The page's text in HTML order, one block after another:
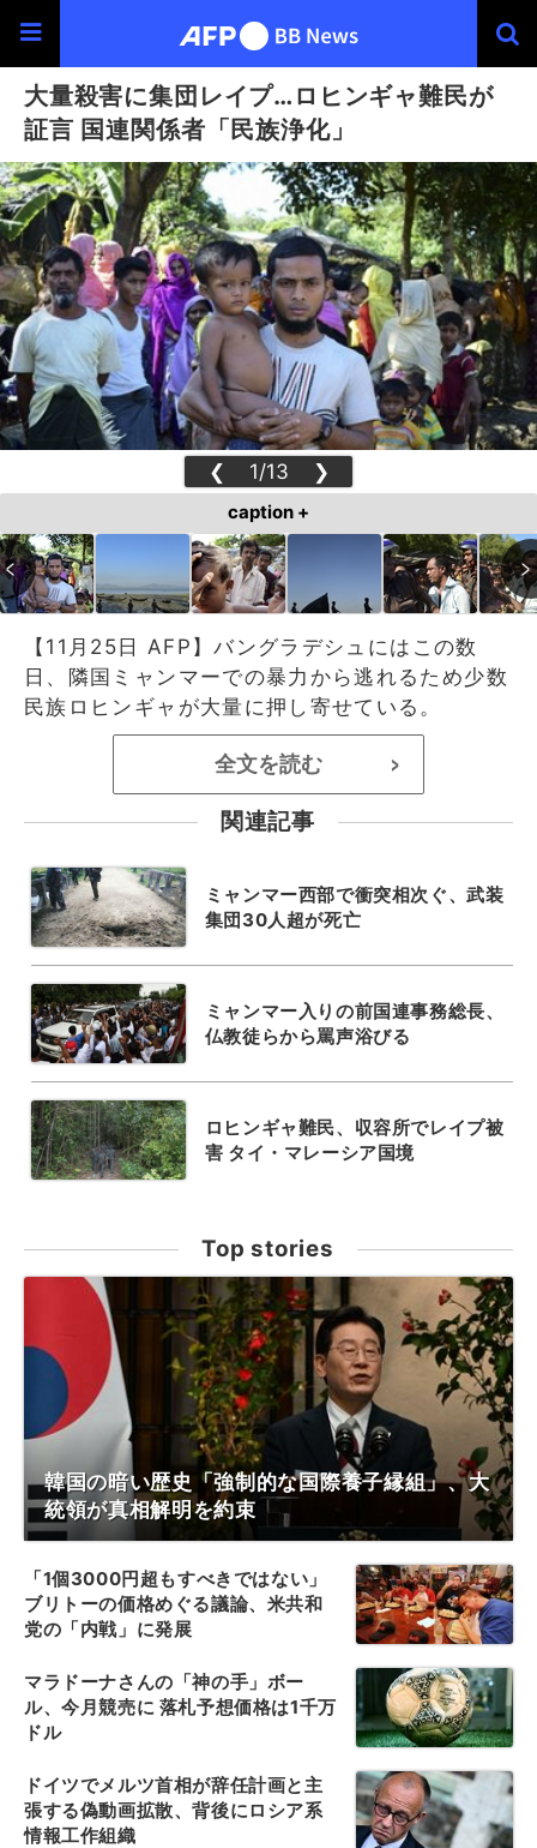
大量殺害に集団レイプ…ロヒンギャ難民が
証言 国連関係者「民族浄化」
❮ 1/13 ❯
caption +
【11月25日 AFP】バングラデシュにはこの数
日、隣国ミャンマーでの暴力から逃れるため少数
民族ロヒンギャが大量に押し寄せている。
全文を読む >
関連記事
ミャンマー西部で衝突相次ぐ、武装
集団30人超が死亡
ミャンマー入りの前国連事務総長、
仏教徒らから罵声浴びる
ロヒンギャ難民、収容所でレイプ被
害 タイ・マレーシア国境
Top stories
韓国の暗い歴史「強制的な国際養子縁組」、大
統領が真相解明を約束
「1個3000円超もすべきではない」
ブリトーの価格めぐる議論、米共和
党の「内戦」に発展
マラドーナさんの「神の手」ボー
ル、今月競売に 落札予想価格は1千万
ドル
ドイツでメルツ首相が辞任計画と主
張する偽動画拡散、背後にロシア系
情報工作組織